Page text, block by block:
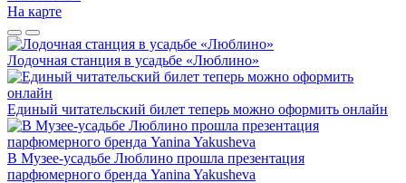
На карте
Лодочная станция в усадьбе «Люблино»
Единый читательский билет теперь можно оформить онлайн
В Музее-усадьбе Люблино прошла презентация
парфюмерного бренда Yanina Yakusheva